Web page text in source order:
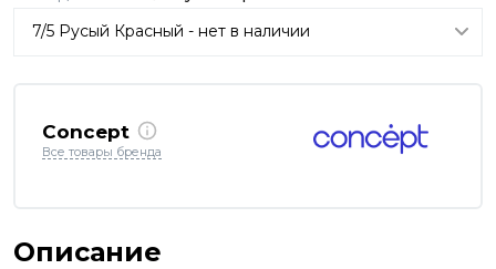
Concept
Все товары бренда
Описание